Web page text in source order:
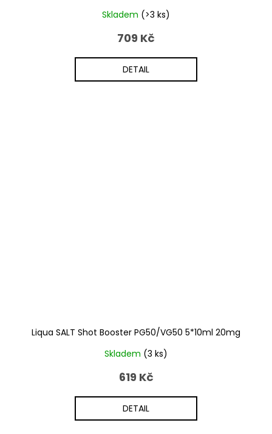
Skladem (>3 ks)
709 Kč
DETAIL
Liqua SALT Shot Booster PG50/VG50 5*10ml 20mg
Skladem (3 ks)
619 Kč
DETAIL